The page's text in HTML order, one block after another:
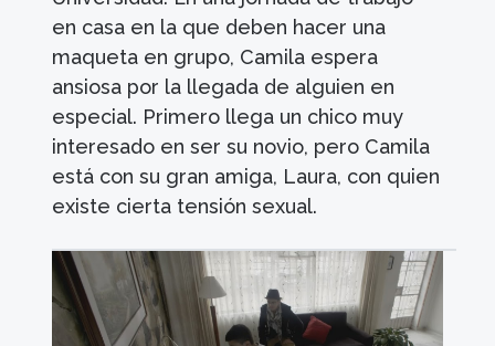
en casa en la que deben hacer una
maqueta en grupo, Camila espera
ansiosa por la llegada de alguien en
especial. Primero llega un chico muy
interesado en ser su novio, pero Camila
está con su gran amiga, Laura, con quien
existe cierta tensión sexual.